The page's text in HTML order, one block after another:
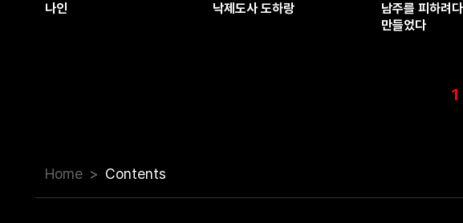
나인 낙제도사 도하랑
남주를 피하려
만들었다
1
Home Contents